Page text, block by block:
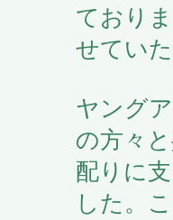
ており
せてい
ヤング
の方々
配りに
した。